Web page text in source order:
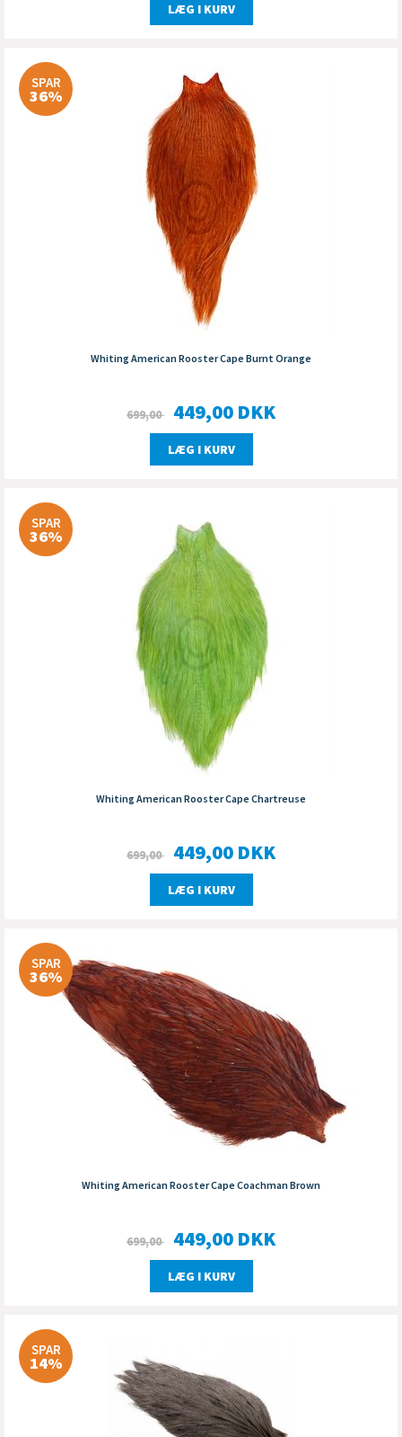
LÆG I KURV
SPAR
36%
Whiting American Rooster Cape Burnt Orange
699,00 449,00 DKK
LÆG I KURV
SPAR
36%
Whiting American Rooster Cape Chartreuse
699,00 449,00 DKK
LÆG I KURV
SPAR
36%
Whiting American Rooster Cape Coachman Brown
699,00 449,00 DKK
LÆG I KURV
SPAR
14%